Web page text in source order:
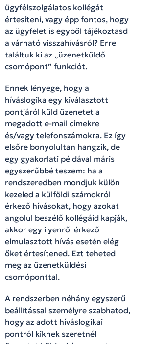
ügyfélszolgálatos kollégát
értesíteni, vagy épp fontos, hogy
az ügyfelet is egyből tájékoztasd
a várható visszahívásról? Erre
találtuk ki az „üzenetküldő
csomópont” funkciót.
Ennek lényege, hogy a
híváslogika egy kiválasztott
pontjáról küld üzenetet a
megadott e-mail címekre
és/vagy telefonszámokra. Ez így
elsőre bonyolultan hangzik, de
egy gyakorlati példával máris
egyszerűbbé teszem: ha a
rendszeredben mondjuk külön
kezeled a külföldi számokról
érkező hívásokat, hogy azokat
angolul beszélő kollégáid kapják,
akkor egy ilyenről érkező
elmulasztott hívás esetén elég
őket értesítened. Ezt teheted
meg az üzenetküldési
csomóponttal.
A rendszerben néhány egyszerű
beállítással személyre szabhatod,
hogy az adott híváslogikai
pontról kiknek szeretnél